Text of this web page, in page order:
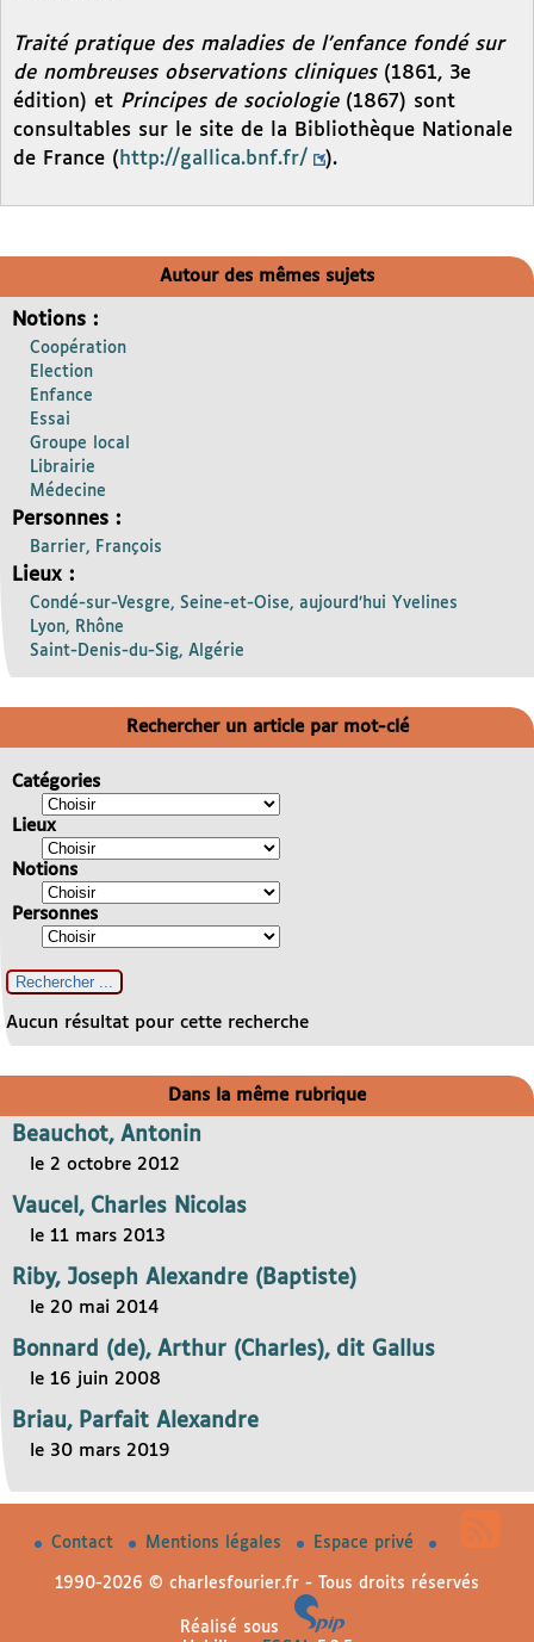
Traité pratique des maladies de l’enfance fondé sur
de nombreuses observations cliniques (1861, 3e
édition) et Principes de sociologie(1867) sont
consultables sur le site de la Bibliothèque Nationale
de France ( http://gallica.bnf.fr/ ).
Autour des mêmes sujets
Notions :
Coopération
Election
Enfance
Essai
Groupe local
Librairie
Médecine
Personnes :
Barrier, François
Lieux :
Condé-sur-Vesgre, Seine-et-Oise, aujourd’hui Yvelines
Lyon, Rhône
Saint-Denis-du-Sig, Algérie
Rechercher un article par mot-clé
Catégories
Lieux
Notions
Personnes
Aucun résultat pour cette recherche
Dans la même rubrique
Beauchot, Antonin
le 2 octobre 2012
Vaucel, Charles Nicolas
le 11 mars 2013
Riby, Joseph Alexandre (Baptiste)
le 20 mai 2014
Bonnard (de), Arthur (Charles), dit Gallus
le 16 juin 2008
Briau, Parfait Alexandre
le 30 mars 2019
Contact Mentions légales Espace privé
1990-2026 © charlesfourier.fr - Tous droits réservés
Réalisé sous